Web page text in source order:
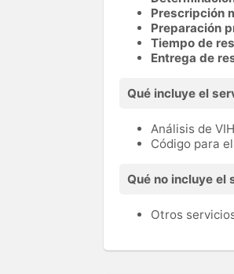
Prescripción
Preparación
Tiempo de
Entrega de
Qué incluye el
Análisis de
Código para
Qué no incluye el
Otros